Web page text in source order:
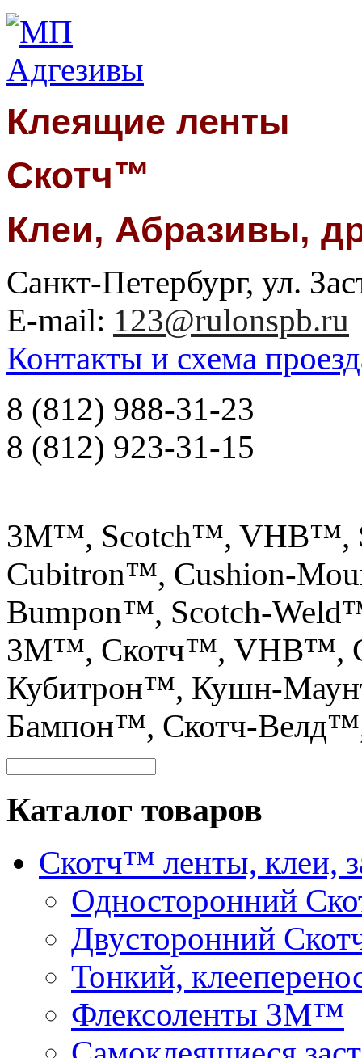
Клеящие ленты
Скотч™
Клеи, Абразивы,
Санкт-Петербург, ул.
E-mail: 123@rulonspb.ru
Контакты и схема
8 (812) 988-31-23
8 (812) 923-31-15
3M™, Scotch™, VHB™,
Cubitron™, Cushion-
Bumpon™, Scotch-
3М™, Скотч™, VHB™,
Кубитрон™, Кушн-
Бампон™, Скотч-
Каталог товаров
Скотч™ ленты, клеи,
Односторонний
Двусторонний
Тонкий,
Флексоленты 3М™